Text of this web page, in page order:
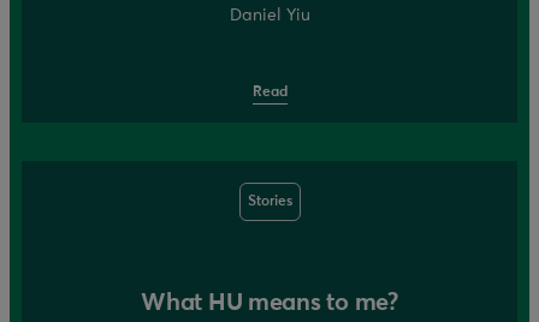
Daniel Yiu
Read
Stories
What HU means to me?